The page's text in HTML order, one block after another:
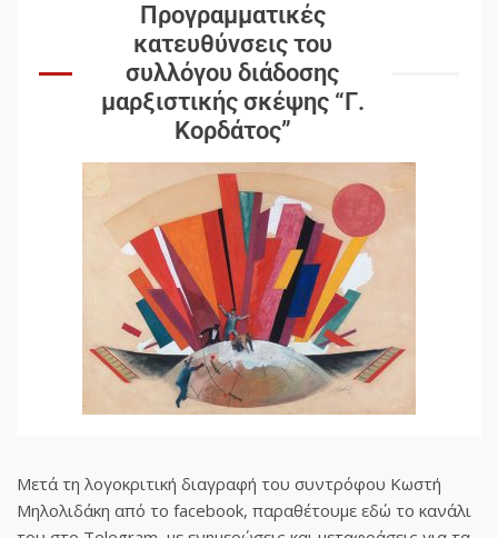
Προγραμματικές
κατευθύνσεις του
συλλόγου διάδοσης
μαρξιστικής σκέψης “Γ.
Κορδάτος”
Μετά τη λογοκριτική διαγραφή του συντρόφου Κωστή
Μηλολιδάκη από το facebook, παραθέτουμε εδώ το κανάλι